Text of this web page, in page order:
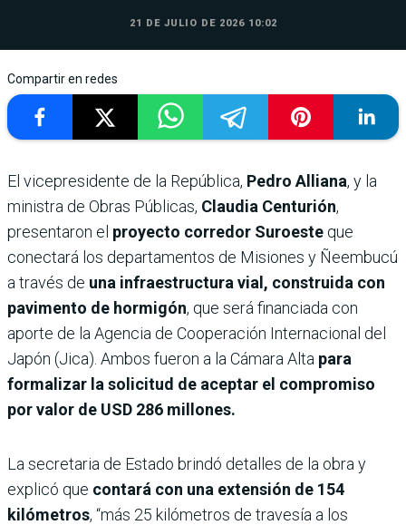
21 DE JULIO DE 2026 10:02
Compartir en redes
El vicepresidente de la República, Pedro Alliana, y la
ministra de Obras Públicas, Claudia Centurión,
presentaron el proyecto corredor Suroeste que
conectará los departamentos de Misiones y Ñeembucú
a través de una infraestructura vial, construida con
pavimento de hormigón, que será financiada con
aporte de la Agencia de Cooperación Internacional del
Japón (Jica). Ambos fueron a la Cámara Alta para
formalizar la solicitud de aceptar el compromiso
por valor de USD 286 millones.
La secretaria de Estado brindó detalles de la obra y
explicó que contará con una extensión de 154
kilómetros, “más 25 kilómetros de travesía a los